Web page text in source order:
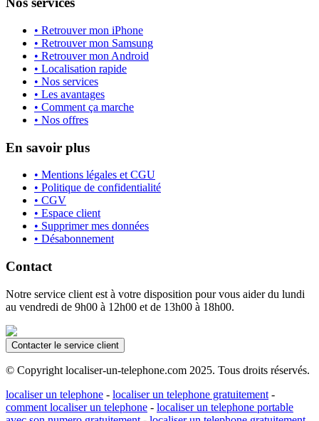
• Retrouver mon iPhone
• Retrouver mon Samsung
• Retrouver mon Android
• Localisation rapide
• Nos services
• Les avantages
• Comment ça marche
• Nos offres
En savoir plus
• Mentions légales et CGU
• Politique de confidentialité
• CGV
• Espace client
• Supprimer mes données
• Désabonnement
Contact
Notre service client est à votre disposition pour vous aider du lundi
au vendredi de 9h00 à 12h00 et de 13h00 à 18h00.
Contacter le service client
© Copyright localiser-un-telephone.com 2025. Tous droits réservés.
localiser un telephone - localiser un telephone gratuitement -
comment localiser un telephone - localiser un telephone portable